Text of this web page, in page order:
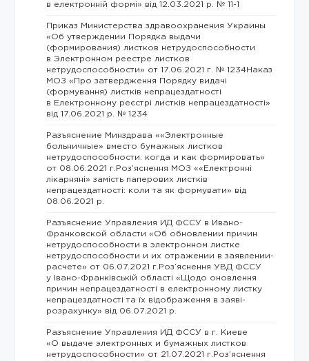
в електронній формі» від 12.03.2021 р. № 11-1
Приказ Министерства здравоохранения Украины
«Об утверждении Порядка выдачи
(формирования) листков нетрудоспособности
в Электронном реестре листков
нетрудоспособности» от 17.06.2021 г. № 1234Наказ
МОЗ «Про затвердження Порядку видачі
(формування) листків непрацездатності
в Електронному реєстрі листків непрацездатності»
від 17.06.2021 р. № 1234
Разъяснение Минздрава ««Электронные
больничные» вместо бумажных листков
нетрудоспособности: когда и как формировать»
от 08.06.2021 г.Роз’яснення МОЗ ««Електронні
лікарняні» замість паперових листків
непрацездатності: коли та як формувати» від
08.06.2021 р.
Разъяснение Управления ИД ФССУ в Ивано-
Франковской области «Об обновлении причин
нетрудоспособности в электронном листке
нетрудоспособности и их отражении в заявлении-
расчете» от 06.07.2021 г.Роз’яснення УВД ФССУ
у Івано-Франківській області «Щодо оновлення
причин непрацездатності в електронному листку
непрацездатності та їх відображення в заяві-
розрахунку» від 06.07.2021 р.
Разъяснение Управления ИД ФССУ в г. Киеве
«О выдаче электронных и бумажных листков
нетрудоспособности» от 21.07.2021 г.Роз’яснення